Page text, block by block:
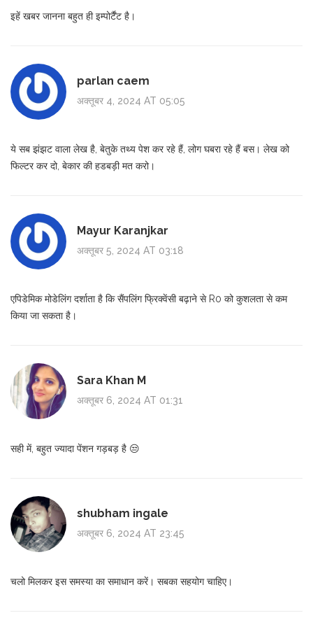
इहें खबर जानना बहुत ही इम्पोर्टैंट है।
parlan caem
अक्तूबर 4, 2024 AT 05:05
ये सब झंझट वाला लेख है, बेतुके तथ्य पेश कर रहे हैं, लोग घबरा रहे हैं बस। लेख को
फिल्टर कर दो, बेकार की हडबड़ी मत करो।
Mayur Karanjkar
अक्तूबर 5, 2024 AT 03:18
एपिडेमिक मोडेलिंग दर्शाता है कि सैंपलिंग फ्रिक्वेंसी बढ़ाने से R0 को कुशलता से कम
किया जा सकता है।
Sara Khan M
अक्तूबर 6, 2024 AT 01:31
सही में, बहुत ज्यादा पेंशन गड़बड़ है 😒
shubham ingale
अक्तूबर 6, 2024 AT 23:45
चलो मिलकर इस समस्या का समाधान करें। सबका सहयोग चाहिए।